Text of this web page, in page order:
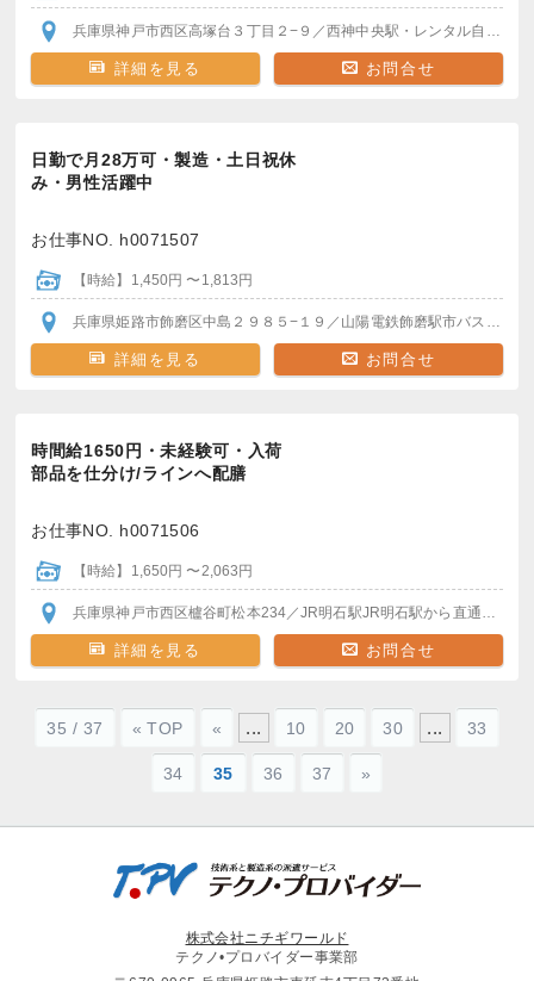
兵庫県神戸市西区高塚台３丁目２−９ ／西神中央駅 ・レンタル自転車OK
詳細を見る お問合せ
日勤で月28万可・製造・土日祝休
み・男性活躍中
お仕事NO. h0071507
【時給】1,450円 〜1,813円
兵庫県姫路市飾磨区中島２９８５−１９ ／山陽電鉄飾磨駅市バスあり
詳細を見る お問合せ
時間給1650円・未経験可・入荷
部品を仕分け/ラインへ配膳
お仕事NO. h0071506
【時給】1,650円 〜2,063円
兵庫県神戸市西区櫨谷町松本234／JR明石駅JR明石駅から直通バスで20分程度
詳細を見る お問合せ
35 / 37 « TOP « ... 10 20 30 ... 33
34 35 36 37 »
株式会社ニチギワールド
テクノ•プロバイダー事業部